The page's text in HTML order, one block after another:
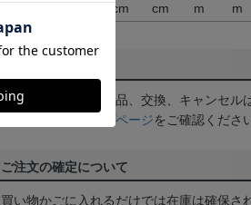
cm
cm
m
m
お客様都合による返品、交換、キャンセル
ヘルプページをご確認くださ
ご注文の確定について
買い物かごに入れるだけでは在庫は確保さ